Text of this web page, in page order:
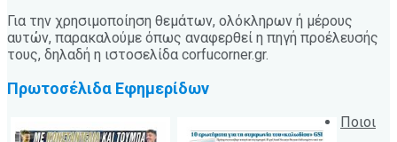
Για την χρησιμοποίηση θεμάτων, ολόκληρων ή μέρους
αυτών, παρακαλούμε όπως αναφερθεί η πηγή προέλευσής
τους, δηλαδή η ιστοσελίδα corfucorner.gr.
Πρωτοσέλιδα Εφημερίδων
Ποιοι